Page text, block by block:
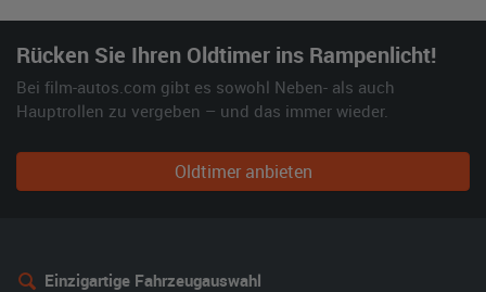
Rücken Sie Ihren Oldtimer ins Rampenlicht!
Bei film-autos.com gibt es sowohl Neben- als auch
Hauptrollen zu vergeben – und das immer wieder.
Oldtimer anbieten
Einzigartige Fahrzeugauswahl